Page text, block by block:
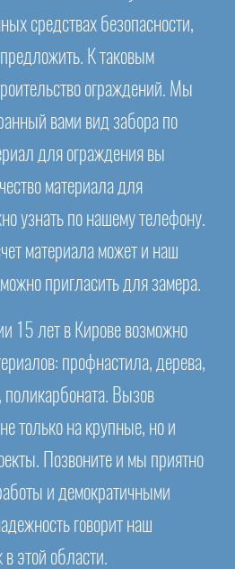
средствах безопасности,
К таковым
ограждений. Мы
вами вид забора по
для ограждения вы
материала для
узнать по нашему телефону.
материала может и наш
пригласить для замера.
15 лет в Кирове возможно
профнастила, дерева,
Вызов
только на крупные, но и
Позвоните и мы приятно
и демократичными
говорит наш
этой области.